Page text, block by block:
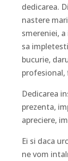
dedicarea.
nastere
smereniei,
sa
bucurie,
profesional,
Dedicarea
prezenta,
apreciere,
Ei si daca
ne vom